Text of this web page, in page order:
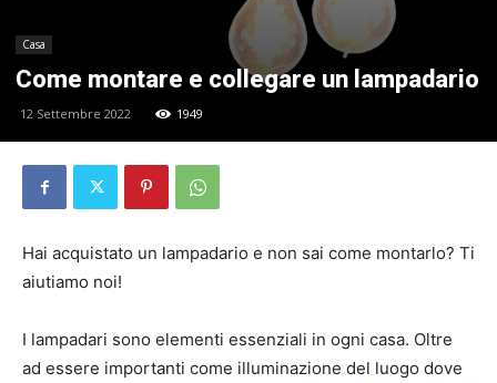
Casa
Come montare e collegare un lampadario
12 Settembre 2022 1949
Hai acquistato un lampadario e non sai come montarlo? Ti
aiutiamo noi!
I lampadari sono elementi essenziali in ogni casa. Oltre
ad essere importanti come illuminazione del luogo dove